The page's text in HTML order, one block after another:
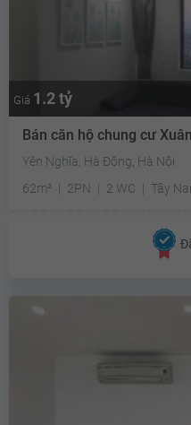
Giá 1.2 tỷ
Bán căn hộ chung cư
Yên Nghĩa, Hà Đông, Hà Nội
62m²
2PN 2 WC Tây